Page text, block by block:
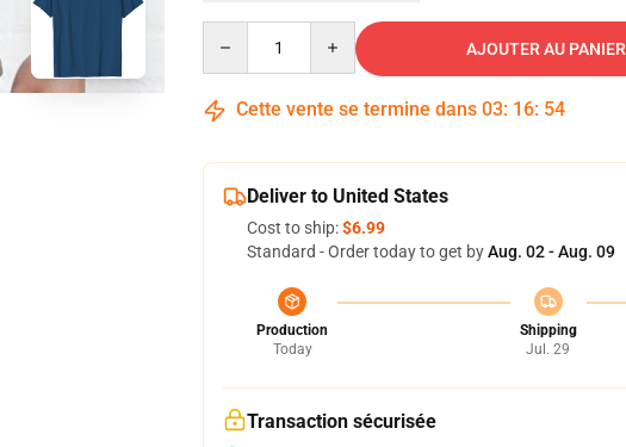
AJOUTER AU PANIER
Cette vente se termine dans 03: 16: 53
Deliver to United States
Cost to ship:$6.99
Standard - Order today to get byAug. 02 - Aug. 09
Production
Today
Shipping
Jul. 29
Transaction sécurisée